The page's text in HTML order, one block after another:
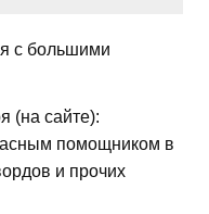
с большими
(на сайте):
помощником в
и прочих